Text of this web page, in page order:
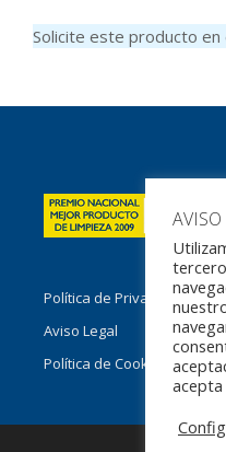
Solicite este producto en
Política de Privacidad
Aviso Legal
Política de Cookies
acepta